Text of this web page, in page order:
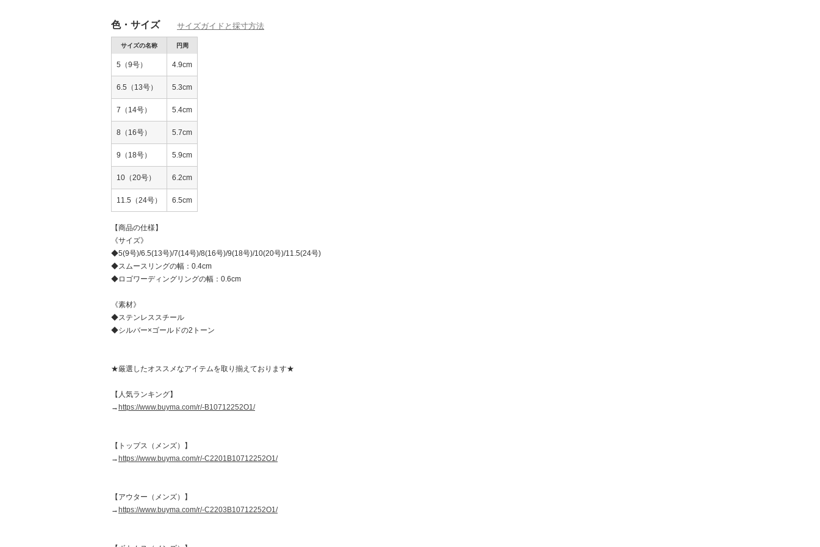
色・サイズ サイズガイドと採寸方法
サイズの名称 円周
5（9号） 4.9cm
6.5（13号） 5.3cm
7（14号） 5.4cm
8（16号） 5.7cm
9（18号） 5.9cm
10（20号） 6.2cm
11.5（24号） 6.5cm
【商品の仕様】
《サイズ》
◆5(9号)/6.5(13号)/7(14号)/8(16号)/9(18号)/10(20号)/11.5(24号)
◆スムースリングの幅：0.4cm
◆ロゴワーディングリングの幅：0.6cm
《素材》
◆ステンレススチール
◆シルバー×ゴールドの2トーン
★厳選したオススメなアイテムを取り揃えております★
【人気ランキング】
→ https://www.buyma.com/r/-B10712252O1/
【トップス（メンズ）】
→ https://www.buyma.com/r/-C2201B10712252O1/
【アウター（メンズ）】
→ https://www.buyma.com/r/-C2203B10712252O1/